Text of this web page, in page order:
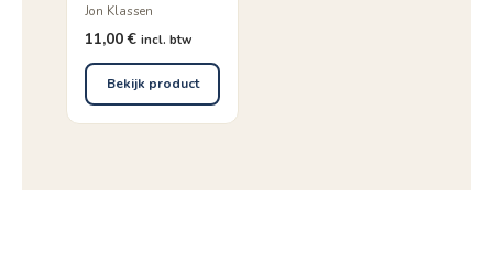
Jon Klassen
11,00€ incl. btw
Bekijk product